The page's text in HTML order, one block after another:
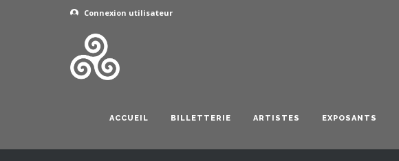
Connexion utilisateur
ACCUEIL BILLETTERIE ARTISTES EXPOSANTS